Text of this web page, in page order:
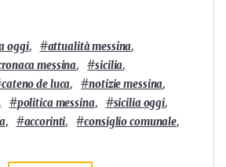
oggi, #attualità messina,
messina, #sicilia,
cateno de luca, #notizie messina,
#politica messina, #sicilia oggi,
, #accorinti, #consiglio comunale,